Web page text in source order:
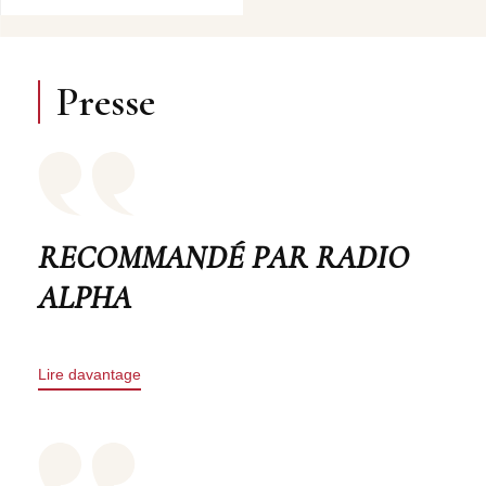
Presse
RECOMMANDÉ PAR RADIO
ALPHA
Lire davantage